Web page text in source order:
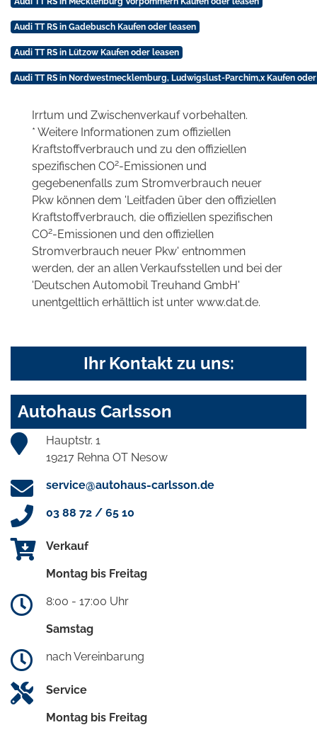
Audi TT RS in Gadebusch Kaufen oder leasen
Audi TT RS in Lützow Kaufen oder leasen
Audi TT RS in Nordwestmecklemburg, Ludwigslust-Parchim,x Kaufen
Irrtum und Zwischenverkauf vorbehalten.
* Weitere Informationen zum offiziellen
Kraftstoffverbrauch und zu den offiziellen
spezifischen CO2-Emissionen und
gegebenenfalls zum Stromverbrauch neuer
Pkw können dem 'Leitfaden über den offiziellen
Kraftstoffverbrauch, die offiziellen spezifischen
CO2-Emissionen und den offiziellen
Stromverbrauch neuer Pkw' entnommen
werden, der an allen Verkaufsstellen und bei der
'Deutschen Automobil Treuhand GmbH'
unentgeltlich erhältlich ist unter www.dat.de.
Ihr Kontakt zu uns:
Autohaus Carlsson
Hauptstr. 1
19217 Rehna OT Nesow
service@autohaus-carlsson.de
03 88 72 / 65 10
Verkauf
Montag bis Freitag
8:00 - 17:00 Uhr
Samstag
nach Vereinbarung
Service
Montag bis Freitag